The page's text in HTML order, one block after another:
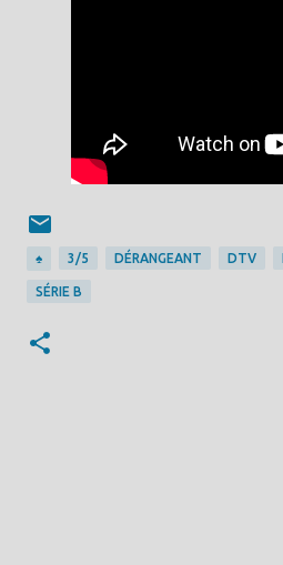
♠ 3/5 DÉRANGEANT DTV
SÉRIE B